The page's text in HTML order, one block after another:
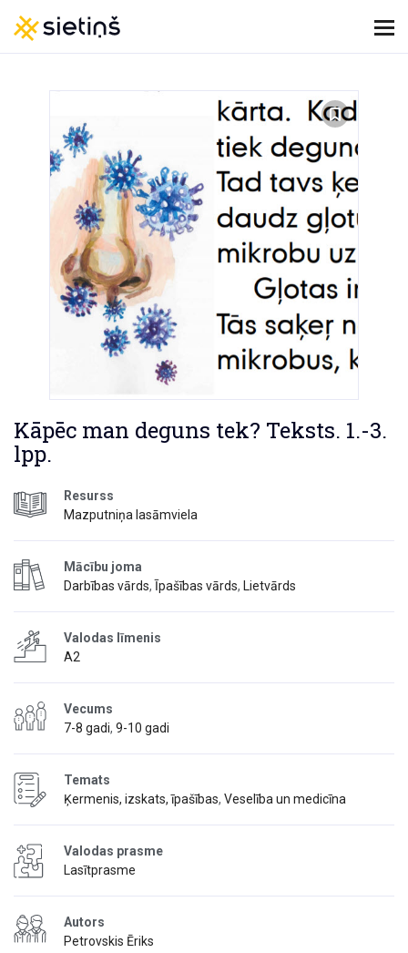
Kāpēc man deguns tek? Teksts. 1.-3.
lpp.
Resurss
Mazputniņa lasāmviela
Mācību joma
Darbības vārds, Īpašības vārds, Lietvārds
Valodas līmenis
A2
Vecums
7-8 gadi, 9-10 gadi
Temats
Ķermenis, izskats, īpašības, Veselība un medicīna
Valodas prasme
Lasītprasme
Autors
Petrovskis Ēriks